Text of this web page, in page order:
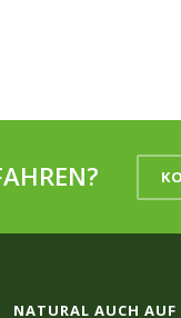
NATURAL AUCH AUF